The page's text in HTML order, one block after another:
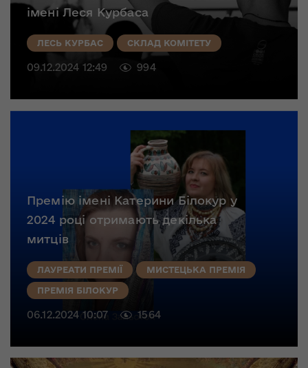
імені Леся Курбаса
ЛЕСЬ КУРБАС СКЛАД КОМІТЕТУ
09.12.2024 12:49 994
Премію імені Катерини Білокур у
2024 році отримають декілька
митців
ЛАУРЕАТИ ПРЕМІЇ МИСТЕЦЬКА ПРЕМІЯ
ПРЕМІЯ БІЛОКУР
06.12.2024 10:07 1564